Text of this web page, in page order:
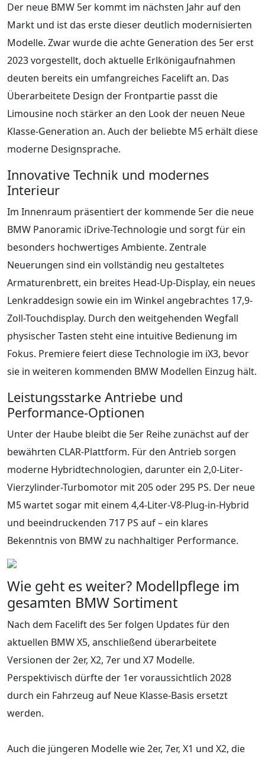
Der neue BMW 5er kommt im nächsten Jahr auf den
Markt und ist das erste dieser deutlich modernisierten
Modelle. Zwar wurde die achte Generation des 5er erst
2023 vorgestellt, doch aktuelle Erlkönigaufnahmen
deuten bereits ein umfangreiches Facelift an. Das
Überarbeitete Design der Frontpartie passt die
Limousine noch stärker an den Look der neuen Neue
Klasse-Generation an. Auch der beliebte M5 erhält diese
moderne Designsprache.
Innovative Technik und modernes
Interieur
Im Innenraum präsentiert der kommende 5er die neue
BMW Panoramic iDrive-Technologie und sorgt für ein
besonders hochwertiges Ambiente. Zentrale
Neuerungen sind ein vollständig neu gestaltetes
Armaturenbrett, ein breites Head-Up-Display, ein neues
Lenkraddesign sowie ein im Winkel angebrachtes 17,9-
Zoll-Touchdisplay. Durch den weitgehenden Wegfall
physischer Tasten steht eine intuitive Bedienung im
Fokus. Premiere feiert diese Technologie im iX3, bevor
sie in weiteren kommenden BMW Modellen Einzug hält.
Leistungsstarke Antriebe und
Performance-Optionen
Unter der Haube bleibt die 5er Reihe zunächst auf der
bewährten CLAR-Plattform. Für den Antrieb sorgen
moderne Hybridtechnologien, darunter ein 2,0-Liter-
Vierzylinder-Turbomotor mit 205 oder 295 PS. Der neue
M5 wartet sogar mit einem 4,4-Liter-V8-Plug-in-Hybrid
und beeindruckenden 717 PS auf – ein klares
Bekenntnis von BMW zu nachhaltiger Performance.
Wie geht es weiter? Modellpflege im
gesamten BMW Sortiment
Nach dem Facelift des 5er folgen Updates für den
aktuellen BMW X5, anschließend überarbeitete
Versionen der 2er, X2, 7er und X7 Modelle.
Perspektivisch dürfte der 1er voraussichtlich 2028
durch ein Fahrzeug auf Neue Klasse-Basis ersetzt
werden.
Auch die jüngeren Modelle wie 2er, 7er, X1 und X2, die